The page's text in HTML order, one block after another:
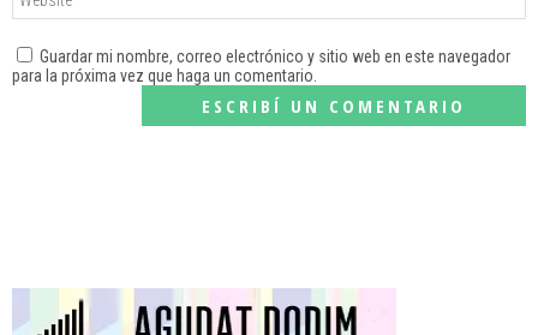
Guardar mi nombre, correo electrónico y sitio web en este navegador
para la próxima vez que haga un comentario.